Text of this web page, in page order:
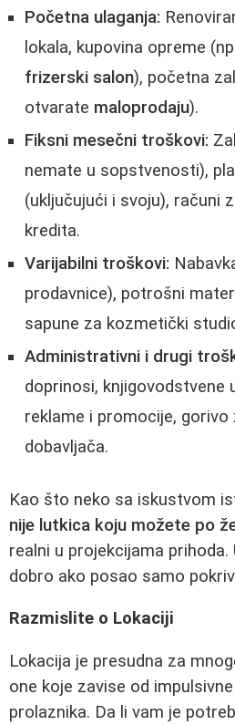
Početna ulaganja:
lokala, kupovina opreme
frizerski salon), početna
otvarate maloprodaju).
Fiksni mesečni troškovi:
nemate u sopstvenosti),
(uključujući i svoju), računi
kredita.
Varijabilni troškovi:
prodavnice), potrošni
sapune za kozmetički
Administrativni i drugi
doprinosi, knjigovodstvene
reklame i promocije, gorivo
dobavljača.
Kao što neko sa iskustvom
nije lutkica koju možete po
realni u projekcijama
dobro ako posao samo
Razmislite o Lokaciji
Lokacija je presudna za
one koje zavise od
prolaznika. Da li vam je